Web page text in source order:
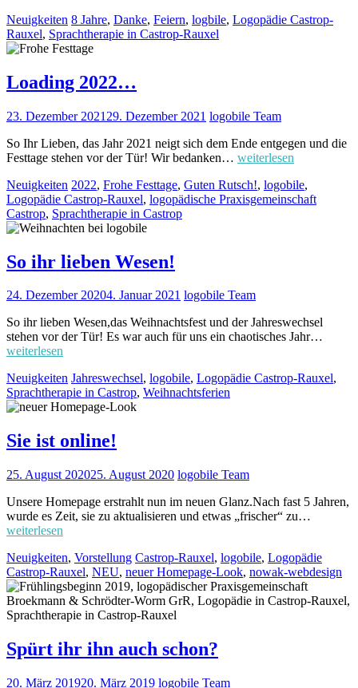
Neuigkeiten 8 Jahre, Danke, Feiern, logbile, Logopädie Castrop-
Rauxel, Sprachtherapie in Castrop-Rauxel
Loading 2022…
23. Dezember 2021 29. Dezember 2021 logobile Team
So Ihr Lieben, das Jahr 2021 neigt sich dem Ende entgegen und die
Festtage stehen vor der Tür! Wir bedanken… weiterlesen
Neuigkeiten 2022, Frohe Festtage, Guten Rutsch!, logobile,
Logopädie Castrop-Rauxel, logopädische Praxisgemeinschaft
Castrop, Sprachtherapie in Castrop
So ihr lieben Wesen!
24. Dezember 20204. Januar 2021 logobile Team
So ihr lieben Wesen,das Weihnachtsfest und der Jahreswechsel
stehen vor der Tür! Es war auch für uns ein chaotisches Jahr…
weiterlesen
Neuigkeiten Jahreswechsel, logobile, Logopädie Castrop-Rauxel,
Sprachtherapie in Castrop, Weihnachtsferien
Sie ist online!
25. August 202025. August 2020 logobile Team
Unsere Homepage erstrahlt nun im neuen Glanz.Nach fast 5 Jahren,
wurde es Zeit, sie zu aktualisieren und etwas „frischer“ zu…
weiterlesen
Neuigkeiten, Vorstellung Castrop-Rauxel, logobile, Logopädie
Castrop-Rauxel, NEU, neuer Homepage-Look, nowak-webdesign
Spürt ihr ihn auch schon?
20. März 201920. März 2019 logobile Team